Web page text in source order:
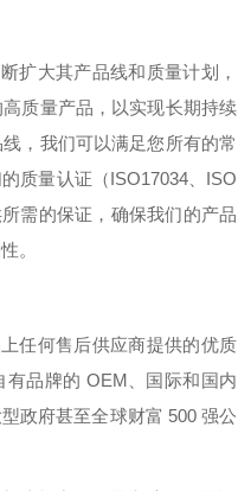
扩大其产品线和质量计划，
质量产品，以实现长期持续
，我们可以满足您所有的常
质量认证（ISO17034、 ISO
需的保证，确保我们的产品
。
任何售后供应商提供的优质
有品牌的 OEM 、国际和国内
政府甚至全球财富 500 强公